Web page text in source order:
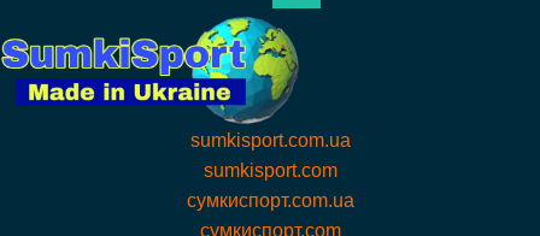
sumkisport.com.ua
sumkisport.com
сумкиспорт.com.ua
сумкиспорт.com